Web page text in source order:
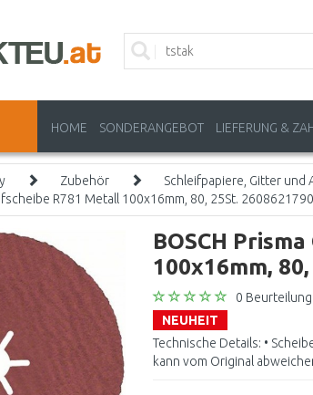
HOME SONDERANGEBOT LIEFERUNG &
Zubehör Schleifpapiere, Gitter und
R781 Metall 100x16mm, 80, 25St. 2608621790
BOSCH
100x16mm,
0 Beurteilung
NEUHEIT
Technische Details: •
kann vom Original